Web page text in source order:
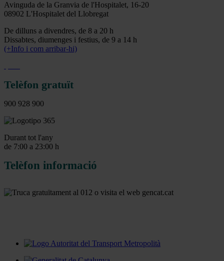
Avinguda de la Granvia de l'Hospitalet, 16-20
08902 L'Hospitalet del Llobregat
De dilluns a divendres, de 8 a 20 h
Dissabtes, diumenges i festius, de 9 a 14 h
(+Info i com arribar-hi)
Telèfon gratuït
900 928 900
Durant tot l'any
de 7:00 a 23:00 h
Telèfon informació